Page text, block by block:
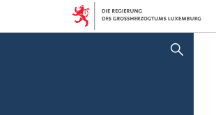
SUCHFLED ANZEIGEN /